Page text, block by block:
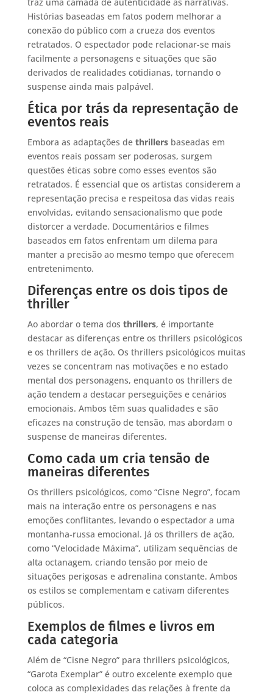
Histórias baseadas em fatos podem melhorar a
conexão do público com a crueza dos eventos
retratados. O espectador pode relacionar-se mais
facilmente a personagens e situações que são
derivados de realidades cotidianas, tornando o
suspense ainda mais palpável.
Ética por trás da representação de
eventos reais
Embora as adaptações de thrillersbaseadas em
eventos reais possam ser poderosas, surgem
questões éticas sobre como esses eventos são
retratados. É essencial que os artistas considerem a
representação precisa e respeitosa das vidas reais
envolvidas, evitando sensacionalismo que pode
distorcer a verdade. Documentários e filmes
baseados em fatos enfrentam um dilema para
manter a precisão ao mesmo tempo que oferecem
entretenimento.
Diferenças entre os dois tipos de
thriller
Ao abordar o tema dos thrillers, é importante
destacar as diferenças entre os thrillers psicológicos
e os thrillers de ação. Os thrillers psicológicos muitas
vezes se concentram nas motivações e no estado
mental dos personagens, enquanto os thrillers de
ação tendem a destacar perseguições e cenários
emocionais. Ambos têm suas qualidades e são
eficazes na construção de tensão, mas abordam o
suspense de maneiras diferentes.
Como cada um cria tensão de
maneiras diferentes
Os thrillers psicológicos, como “Cisne Negro”, focam
mais na interação entre os personagens e nas
emoções conflitantes, levando o espectador a uma
montanha-russa emocional. Já os thrillers de ação,
como “Velocidade Máxima”, utilizam sequências de
alta octanagem, criando tensão por meio de
situações perigosas e adrenalina constante. Ambos
os estilos se complementam e cativam diferentes
públicos.
Exemplos de filmes e livros em
cada categoria
Além de “Cisne Negro” para thrillers psicológicos,
“Garota Exemplar” é outro excelente exemplo que
coloca as complexidades das relações à frente da